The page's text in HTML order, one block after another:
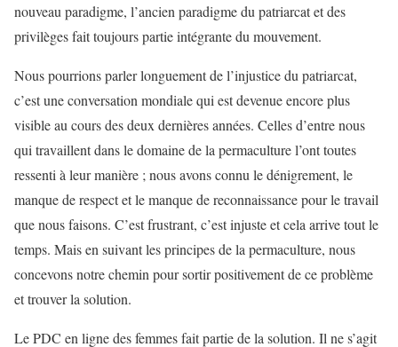
nouveau paradigme, l’ancien paradigme du patriarcat et des
privilèges fait toujours partie intégrante du mouvement.
Nous pourrions parler longuement de l’injustice du patriarcat,
c’est une conversation mondiale qui est devenue encore plus
visible au cours des deux dernières années. Celles d’entre nous
qui travaillent dans le domaine de la permaculture l’ont toutes
ressenti à leur manière ; nous avons connu le dénigrement, le
manque de respect et le manque de reconnaissance pour le travail
que nous faisons. C’est frustrant, c’est injuste et cela arrive tout le
temps. Mais en suivant les principes de la permaculture, nous
concevons notre chemin pour sortir positivement de ce problème
et trouver la solution.
Le PDC en ligne des femmes fait partie de la solution. Il ne s’agit